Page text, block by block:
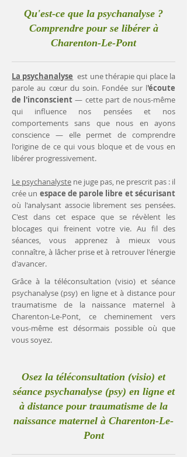
Qu'est-ce que la psychanalyse ?
Comprendre pour se libérer à
Charenton-Le-Pont
La psychanalyse est une thérapie qui place la
parole au cœur du soin. Fondée sur l'écoute
de l'inconscient— cette part de nous-même
qui influence nos pensées et nos
comportements sans que nous en ayons
conscience — elle permet de comprendre
l'origine de ce qui vous bloque et de vous en
libérer progressivement.
Le psychanalyste ne juge pas, ne prescrit pas : il
crée un espace de parole libre et sécurisant
où l'analysant associe librement ses pensées.
C'est dans cet espace que se révèlent les
blocages qui freinent votre vie. Au fil des
séances, vous apprenez à mieux vous
connaître, à lâcher prise et à retrouver l'énergie
d'avancer.
Grâce à la téléconsultation (visio) et séance
psychanalyse (psy) en ligne et à distance pour
traumatisme de la naissance maternel à
Charenton-Le-Pont, ce cheminement vers
vous-même est désormais possible où que
vous soyez.
Osez la téléconsultation (visio) et
séance psychanalyse (psy) en ligne et
à distance pour traumatisme de la
naissance maternel à Charenton-Le-
Pont